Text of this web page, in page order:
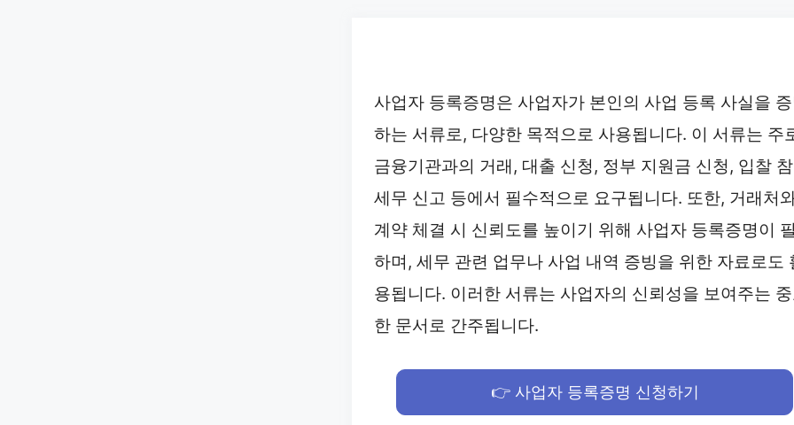
사업자 등록증명은 사업자가 본인의 사업 등록 사실을
하는 서류로, 다양한 목적으로 사용됩니다. 이 서류는 주
금융기관과의 거래, 대출 신청, 정부 지원금 신청, 입찰
세무 신고 등에서 필수적으로 요구됩니다. 또한, 거래처
계약 체결 시 신뢰도를 높이기 위해 사업자 등록증명이
하며, 세무 관련 업무나 사업 내역 증빙을 위한 자료로도
용됩니다. 이러한 서류는 사업자의 신뢰성을 보여주는
한 문서로 간주됩니다.
👉 사업자 등록증명 신청하기